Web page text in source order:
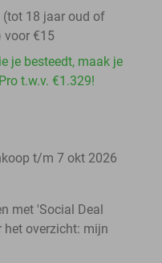
(tot 18 jaar oud of
voor €15
je besteedt, maak je
t.w.v. €1.329!
t/m 7 okt 2026
met 'Social Deal
het overzicht: mijn